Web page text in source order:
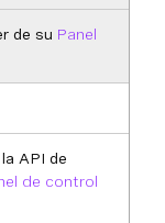
de su Panel
API de
de control